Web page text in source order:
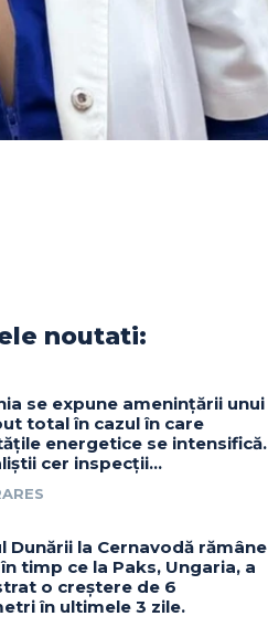
noutati:
se expune amenințării unui
total în cazul în care
energetice se intensifică.
cer inspecții…
Dunării la Cernavodă rămâne
timp ce la Paks, Ungaria, a
o creștere de 6
în ultimele 3 zile.